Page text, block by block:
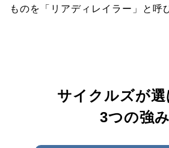
ものを「リアディレイラー」と呼
サイクルズが選
3つの強み